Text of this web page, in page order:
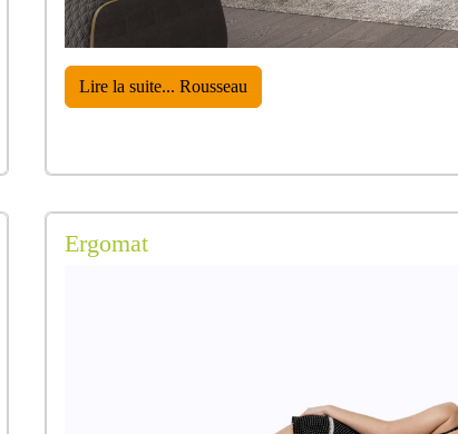
Lire la suite... Rousseau
Ergomat